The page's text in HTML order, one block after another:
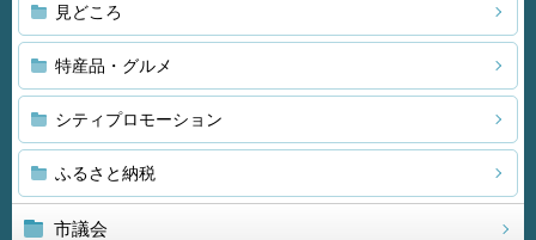
見どころ
特産品・グルメ
シティプロモーション
ふるさと納税
市議会